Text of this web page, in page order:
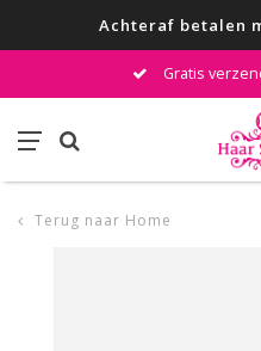
Achteraf betalen
Gratis
Terug naar Home